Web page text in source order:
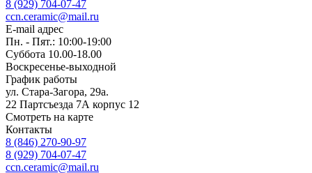
8 (929) 704-07-47
ccn.ceramic@mail.ru
E-mail адрес
Пн. - Пят.: 10:00-19:00
Суббота 10.00-18.00
Воскресенье-выходной
График работы
ул. Стара-Загора, 29а.
22 Партсъезда 7А корпус 12
Смотреть на карте
Контакты
8 (846) 270-90-97
8 (929) 704-07-47
ccn.ceramic@mail.ru